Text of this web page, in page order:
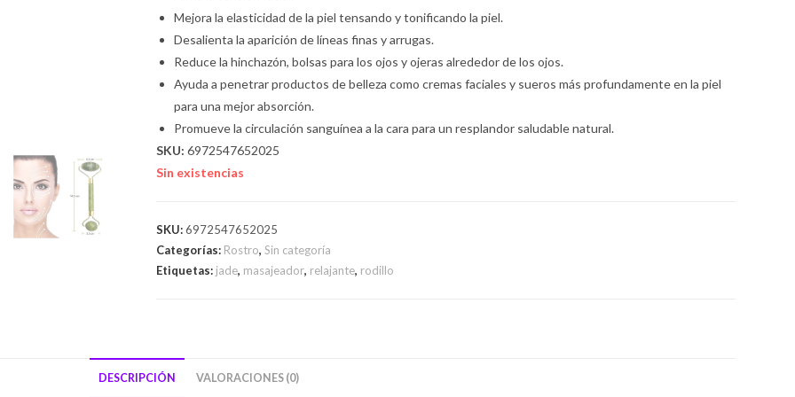
Mejora la elasticidad de la piel tensando y tonificando la piel.
Desalienta la aparición de líneas finas y arrugas.
Reduce la hinchazón, bolsas para los ojos y ojeras alrededor de los ojos.
Ayuda a penetrar productos de belleza como cremas faciales y sueros más profundamente en la piel
para una mejor absorción.
Promueve la circulación sanguínea a la cara para un resplandor saludable natural.
SKU: 6972547652025
Sin existencias
SKU:6972547652025
Categorías: Rostro, Sin categoría
Etiquetas: jade, masajeador, relajante, rodillo
DESCRIPCIÓN VALORACIONES (0)